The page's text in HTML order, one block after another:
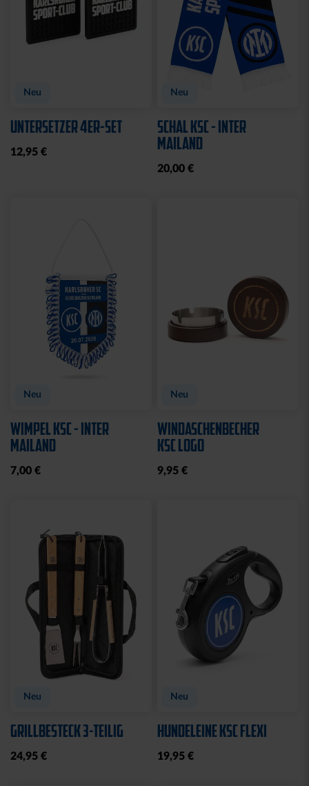
Neu
UNTERSETZER 4ER-SET
12,95 €
Neu
SCHAL KSC - INTER
MAILAND
20,00 €
Neu
WIMPEL KSC - INTER
MAILAND
7,00 €
Neu
WINDASCHENBECHER
KSC LOGO
9,95 €
Neu
GRILLBESTECK 3-TEILIG
24,95 €
Neu
HUNDELEINE KSC FLEXI
19,95 €